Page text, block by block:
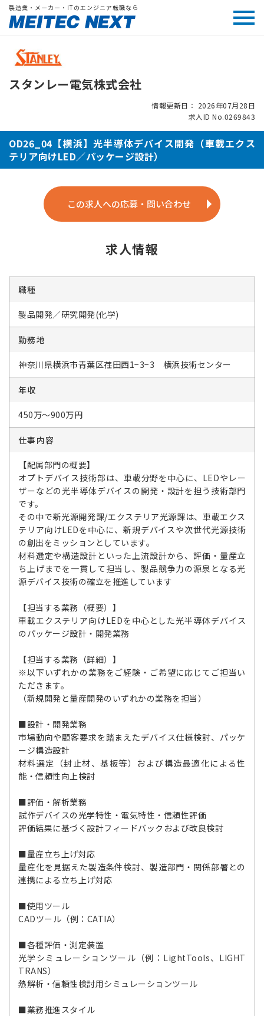
製造業・メーカー・ITのエンジニア転職なら
スタンレー電気株式会社
情報更新日： 2026年07月28日
求人ID No.0269843
OD26_04【横浜】光半導体デバイス開発（車載エクス
テリア向けLED／パッケージ設計）
この求人への応募・問い合わせ
求人情報
職種
製品開発／研究開発(化学)
勤務地
神奈川県横浜市青葉区荏田西1−3−3 横浜技術センター
年収
450万～900万円
仕事内容
【配属部門の概要】
オプトデバイス技術部は、車載分野を中心に、LEDやレー
ザーなどの光半導体デバイスの開発・設計を担う技術部門
です。
その中で新光源開発課/エクステリア光源課は、車載エクス
テリア向けLEDを中心に、新規デバイスや次世代光源技術
の創出をミッションとしています。
材料選定や構造設計といった上流設計から、評価・量産立
ち上げまでを一貫して担当し、製品競争力の源泉となる光
源デバイス技術の確立を推進しています
【担当する業務（概要）】
車載エクステリア向けLEDを中心とした光半導体デバイス
のパッケージ設計・開発業務
【担当する業務（詳細）】
※以下いずれかの業務をご経験・ご希望に応じてご担当い
ただきます。
（新規開発と量産開発のいずれかの業務を担当）
■設計・開発業務
市場動向や顧客要求を踏まえたデバイス仕様検討、パッケ
ージ構造設計
材料選定（封止材、基板等）および構造最適化による性
能・信頼性向上検討
■評価・解析業務
試作デバイスの光学特性・電気特性・信頼性評価
評価結果に基づく設計フィードバックおよび改良検討
■量産立ち上げ対応
量産化を見据えた製造条件検討、製造部門・関係部署との
連携による立ち上げ対応
■使用ツール
CADツール（例：CATIA）
■各種評価・測定装置
光学シミュレーションツール（例：LightTools、LIGHT
TRANS）
熱解析・信頼性検討用シミュレーションツール
■業務推進スタイル